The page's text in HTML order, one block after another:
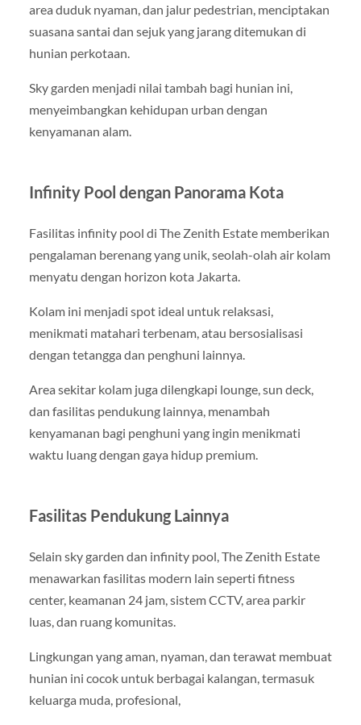
area duduk nyaman, dan jalur pedestrian, menciptakan
suasana santai dan sejuk yang jarang ditemukan di
hunian perkotaan.
Sky garden menjadi nilai tambah bagi hunian ini,
menyeimbangkan kehidupan urban dengan
kenyamanan alam.
Infinity Pool dengan Panorama Kota
Fasilitas infinity pool di The Zenith Estate memberikan
pengalaman berenang yang unik, seolah-olah air kolam
menyatu dengan horizon kota Jakarta.
Kolam ini menjadi spot ideal untuk relaksasi,
menikmati matahari terbenam, atau bersosialisasi
dengan tetangga dan penghuni lainnya.
Area sekitar kolam juga dilengkapi lounge, sun deck,
dan fasilitas pendukung lainnya, menambah
kenyamanan bagi penghuni yang ingin menikmati
waktu luang dengan gaya hidup premium.
Fasilitas Pendukung Lainnya
Selain sky garden dan infinity pool, The Zenith Estate
menawarkan fasilitas modern lain seperti fitness
center, keamanan 24 jam, sistem CCTV, area parkir
luas, dan ruang komunitas.
Lingkungan yang aman, nyaman, dan terawat membuat
hunian ini cocok untuk berbagai kalangan, termasuk
keluarga muda, profesional,